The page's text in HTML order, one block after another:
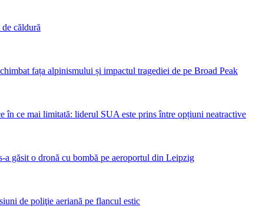
căldură
fața alpinismului și impactul tragediei de pe Broad Peak
ce mai limitată: liderul SUA este prins între opțiuni neatractive
a găsit o dronă cu bombă pe aeroportul din Leipzig
de poliţie aeriană pe flancul estic